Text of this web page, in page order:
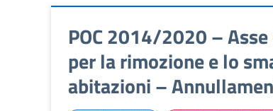
POC 2014/2020 –
per la rimozione e lo
abitazioni –